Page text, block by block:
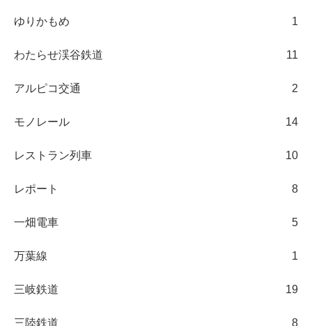
ゆりかもめ 1
わたらせ渓谷鉄道 11
アルピコ交通 2
モノレール 14
レストラン列車 10
レポート 8
一畑電車 5
万葉線 1
三岐鉄道 19
三陸鉄道 8